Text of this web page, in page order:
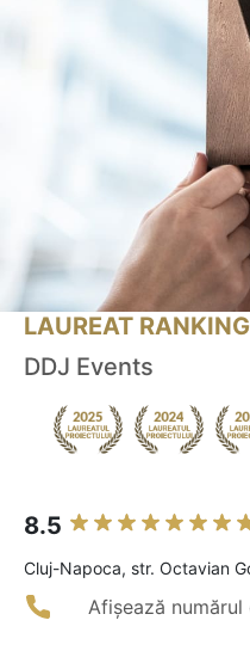
LAUREAT
DDJ Events
8.5
Cluj-Napoca, str. Octavian
Afișează